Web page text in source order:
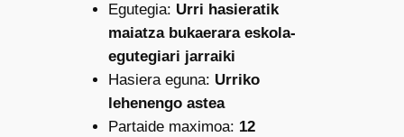
Egutegia: Urri hasieratik
maiatza bukaerara eskola-
egutegiari jarraiki
Hasiera eguna: Urriko
lehenengo astea
Partaide maximoa: 12